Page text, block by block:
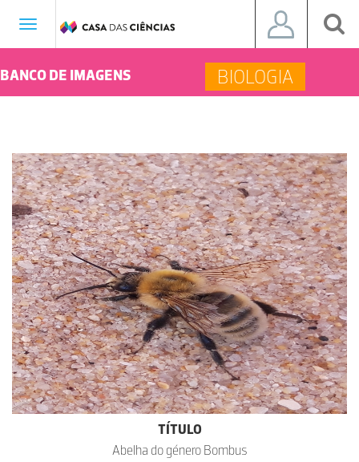
Toggle
BANCO DE IMAGENS BIOLOGIA
TÍTULO
Abelha do género Bombus